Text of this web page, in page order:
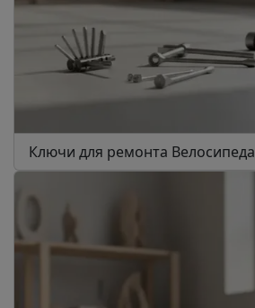
Ключи для ремонта Велосипеда